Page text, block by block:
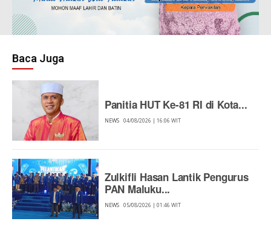
Baca Juga
Panitia HUT Ke-81 RI di Kota...
NEWS 04/08/2026 | 16:06 WIT
Zulkifli Hasan Lantik Pengurus
PAN Maluku...
NEWS 05/08/2026 | 01:46 WIT